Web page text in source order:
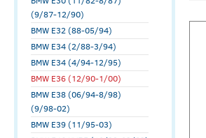
(9/87-12/90)
BMW E32 (88-05/94)
BMW E34 (2/88-3/94)
BMW E34 (4/94-12/95)
BMW E36 (12/90-1/00)
BMW E38 (06/94-8/98)
(9/98-02)
BMW E39 (11/95-03)